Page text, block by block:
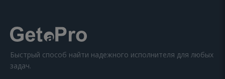
Быстрый способ найти надежного исполнителя для любых
задач.